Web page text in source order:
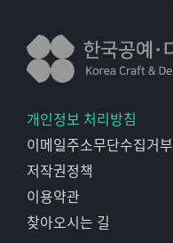
개인정보 처리방침
이메일주소무단수집거부
저작권정책
이용약관
찾아오시는 길